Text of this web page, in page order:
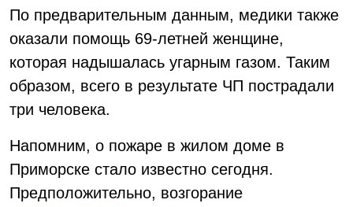
По предварительным данным, медики также
оказали помощь 69-летней женщине,
которая надышалась угарным газом. Таким
образом, всего в результате ЧП пострадали
три человека.
Напомним, о пожаре в жилом доме в
Приморске стало известно сегодня.
Предположительно, возгорание